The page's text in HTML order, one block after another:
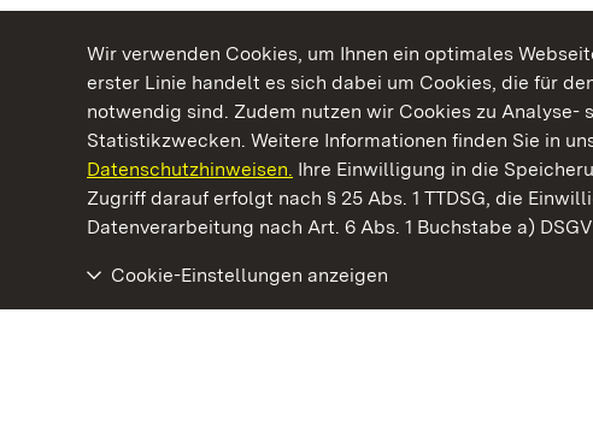
Wir verwenden Cookies, um Ihnen ein optimales
erster Linie handelt es sich dabei um Cookies, die für
notwendig sind. Zudem nutzen wir Cookies zu Analyse-
Statistikzwecken. Weitere Informationen finden Sie in
Datenschutzhinweisen. Ihre Einwilligung in die
Zugriff darauf erfolgt nach § 25 Abs. 1 TTDSG, die
Datenverarbeitung nach Art. 6 Abs. 1 Buchstabe a)
Cookie-Einstellungen anzeigen
Kommen. Staunen. Genießen.